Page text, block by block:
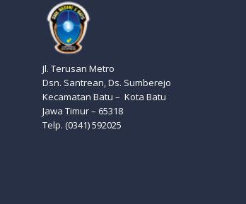
Jl. Terusan Metro
Dsn. Santrean, Ds. Sumberejo
Kecamatan Batu – Kota Batu
Jawa Timur – 65318
Telp. (0341) 592025